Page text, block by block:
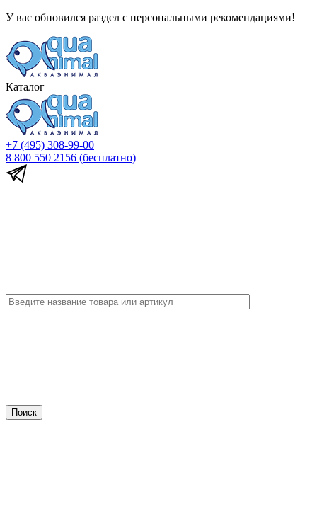
У вас обновился раздел с персональными рекомендациями!
Каталог
+7 (495) 308-99-00
8 800 550 2156 (бесплатно)